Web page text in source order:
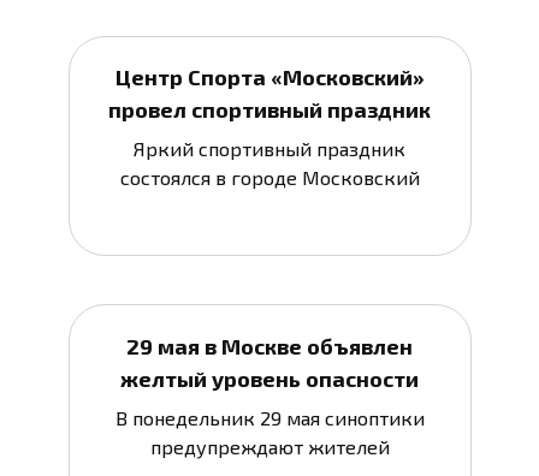
Центр Спорта «Московский»
провел спортивный праздник
Яркий спортивный праздник
состоялся в городе Московский
29 мая в Москве объявлен
желтый уровень опасности
В понедельник 29 мая синоптики
предупреждают жителей